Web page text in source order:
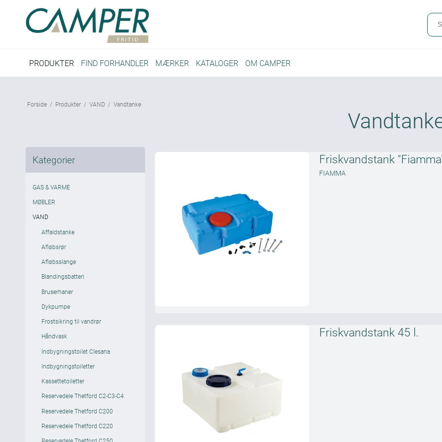
PRODUKTER FIND FORHANDLER MÆRKER KATALOGER OM CAMPER
Forside / Produkter / VAND / Vandtanke
Kategorier
GAS & VARME
MØBLER
VAND
Affaldstanke
Afløbsrør
Afløbsslange
Blandingsbatteri
Bruserhaner
Dykpumpe
Frostsikring til vandrør
Håndvask
Indbygningstoilet Clesana
Indbygningstoiletter
Kassettetoiletter
Reservedele Thetford C2-C3-C4
Reservedele Thetford C200
Reservedele Thetford C220
Friskvandstank
FIAMMA
Friskvandstank 45 l.